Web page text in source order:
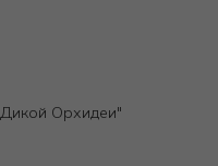
Орхидеи"